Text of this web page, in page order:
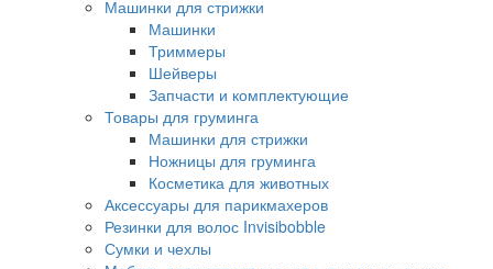
Машинки для стрижки
Машинки
Триммеры
Шейверы
Запчасти и комплектующие
Товары для груминга
Машинки для стрижки
Ножницы для груминга
Косметика для животных
Аксессуары для парикмахеров
Резинки для волос Invisibobble
Сумки и чехлы